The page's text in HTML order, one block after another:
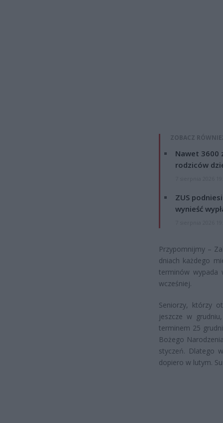
ZOBACZ
Nawet 3600
rodziców
ZUS
wynieść
Przypomnijmy –
dniach każdego
terminów wypada
wcześniej.
Seniorzy, którzy
jeszcze w
terminem 25
Bożego
styczeń. Dlatego
dopiero w lutym.